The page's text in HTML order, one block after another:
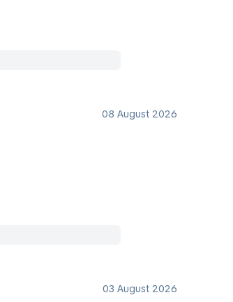
08 August 2026
03 August 2026